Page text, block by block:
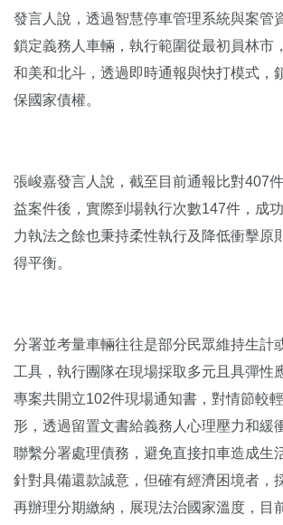
發言人說，透過智慧停車管理系統與案管
鎖定義務人車輛，執行範圍從最初員林市
和美和北斗，透過即時通報與快打模式，
保國家債權。
張峻嘉發言人說，截至目前通報比對407
益案件後，實際到場執行次數147件，成
力執法之餘也秉持柔性執行及降低衝擊原
得平衡。
分署並考量車輛往往是部分民眾維持生計
工具，執行團隊在現場採取多元且具彈性
專案共開立102件現場通知書，對情節較
形，透過留置文書給義務人心理壓力和緩
聯繫分署處理債務，避免直接扣車造成生
針對具備還款誠意，但確有經濟困境者，
再辦理分期繳納，展現法治國家溫度，目